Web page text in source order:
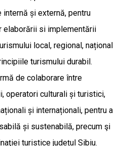
și externă, pentru
elaborării si implementării
local, regional, național
turismului durabil.
de colaborare între
operatori culturali și turistici,
și internaționali, pentru a
și sustenabilă, precum şi
turistice județul Sibiu.